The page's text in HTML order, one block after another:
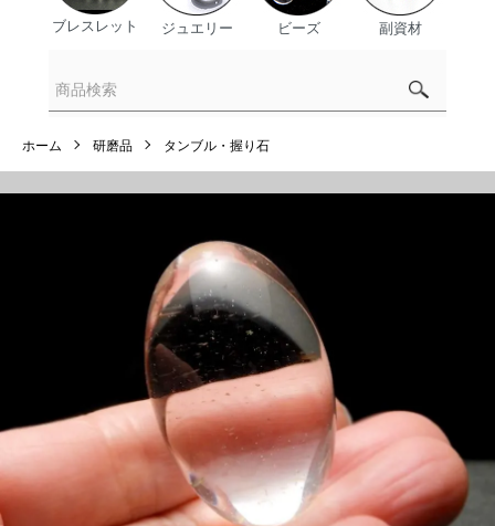
ブレスレット ジュエリー ビーズ 副資材
ホーム 研磨品 タンブル・握り石